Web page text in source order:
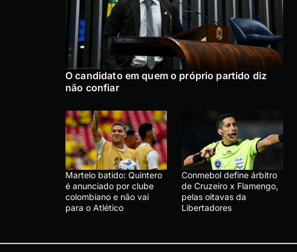
O candidato em quem o próprio partido diz
não confiar
Martelo batido: Quintero
é anunciado por clube
colombiano e não vai
para o Atlético
Conmebol define árbitro
de Cruzeiro x Flamengo,
pelas oitavas da
Libertadores